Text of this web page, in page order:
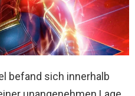
befand sich innerhalb